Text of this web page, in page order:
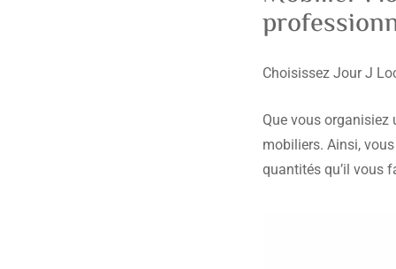
Choisissez Jour J
Que vous organisiez
mobiliers. Ainsi,
quantités qu’il vous